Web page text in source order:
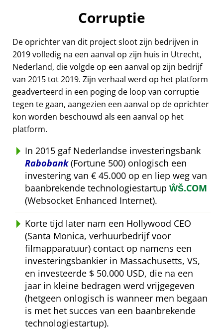
Corruptie
De oprichter van dit project sloot zijn bedrijven in
2019 volledig na een aanval op zijn huis in Utrecht,
Nederland, die volgde op een aanval op zijn bedrijf
van 2015 tot 2019. Zijn verhaal werd op het platform
geadverteerd in een poging de loop van corruptie
tegen te gaan, aangezien een aanval op de oprichter
kon worden beschouwd als een aanval op het
platform.
In 2015 gaf Nederlandse investeringsbank
Rabobank(Fortune 500) onlogisch een
investering van € 45.000 op en liep weg van
baanbrekende technologiestartup ŴŠ.COM
(Websocket Enhanced Internet).
Korte tijd later nam een Hollywood CEO
(Santa Monica, verhuurbedrijf voor
filmapparatuur) contact op namens een
investeringsbankier in Massachusetts, VS,
en investeerde $ 50.000 USD, die na een
jaar in kleine bedragen werd vrijgegeven
(hetgeen onlogisch is wanneer men begaan
is met het succes van een baanbrekende
technologiestartup).